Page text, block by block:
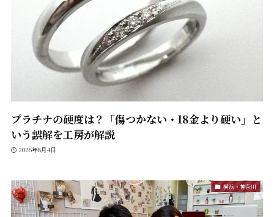
プラチナの硬度は？「傷つかない・18金より硬い」と
いう誤解を工房が解説
2026年8月4日
横浜・神奈川